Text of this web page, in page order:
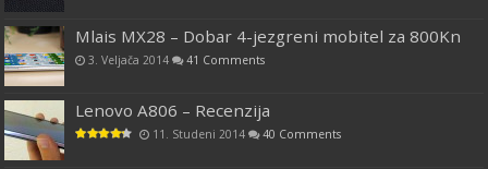
Mlais MX28 – Dobar 4-jezgreni mobitel za 800Kn
3. Veljača 2014 41 Comments
Lenovo A806 – Recenzija
11. Studeni 2014 40 Comments